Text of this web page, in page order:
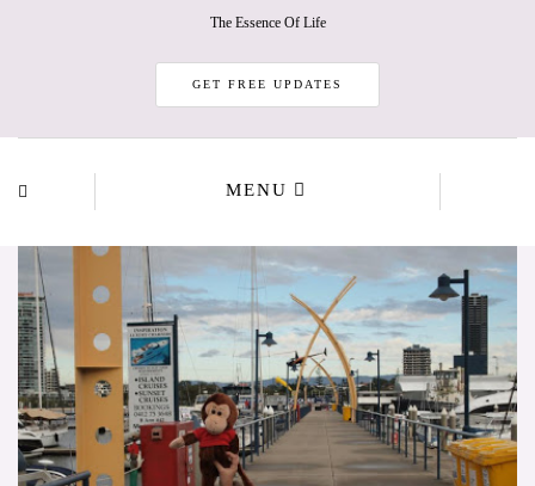
The Essence Of Life
GET FREE UPDATES
MENU